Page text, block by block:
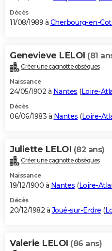
Décès
11/08/1989 à Cherbourg-en-
Genevieve LELOI (81
Créer une cagnotte obsèques
Naissance
24/05/1902 à Nantes (Loire-
Décès
06/06/1983 à Nantes (Loire-
Juliette LELOI (82 ans)
Créer une cagnotte obsèques
Naissance
19/12/1900 à Nantes (Loire-
Décès
20/12/1982 à Joué-sur-Erdre (
Valerie LELOI (86 ans)